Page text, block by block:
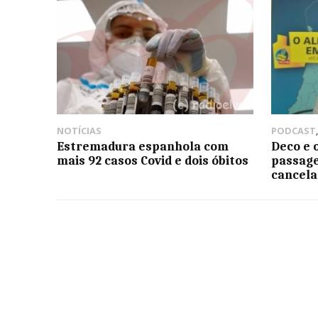
NOTÍCIAS
Estremadura espanhola com
mais 92 casos Covid e dois óbitos
PODCAST
Deco e